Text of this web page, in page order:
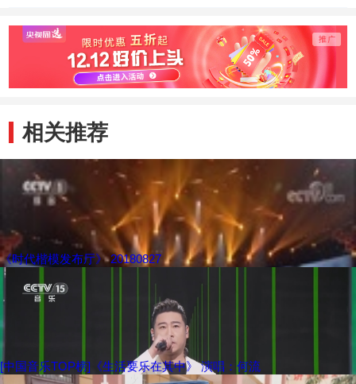
个人
相关推荐
《时代楷模发布厅》 20180827
[中国音乐TOP榜]《生活要乐在其中》 演唱：何流